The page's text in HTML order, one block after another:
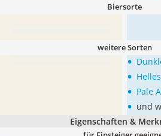
Biersorte
weitere Sorten
•
• Helles
• Pale
• und
Eigenschaften &